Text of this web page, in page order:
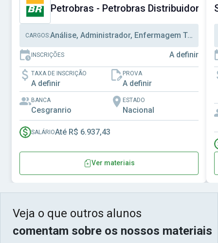
Petrobras - Petrobras Distribuidora
CARGOS: Análise, Administrador, Enfermagem Trabalho
INSCRIÇÕES A definir
TAXA DE INSCRIÇÃO
A definir
PROVA
A definir
BANCA
Cesgranrio
ESTADO
Nacional
SALÁRIOAté R$ 6.937,43
Ver materiais
Veja o que outros alunos
comentam sobre os nossos materiais